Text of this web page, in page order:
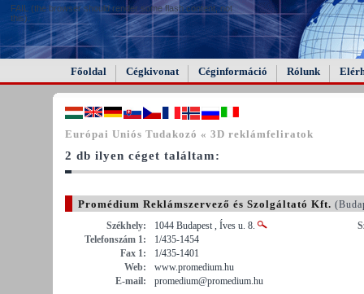
FAIL (the browser should render some flash content, not
this).
Főoldal Cégkivonat Céginformáció Rólunk
Európai Uniós Tudakozó « 3D reklámfeliratok
2 db ilyen céget találtam:
Promédium Reklámszervező és Szolgáltató Kft.
Székhely:
1044 Budapest , Íves u. 8.
Telefonszám 1:
1/435-1454
Fax 1:
1/435-1401
Web:
www.promedium.hu
E-mail:
promedium@promedium.hu